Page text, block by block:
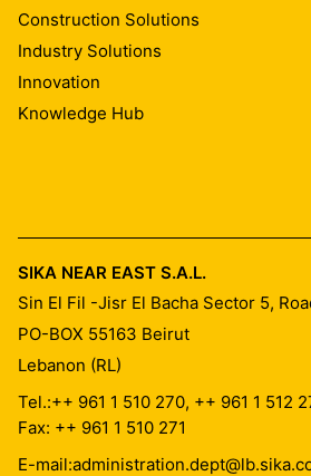
Construction Solutions
Industry Solutions
Innovation
Knowledge Hub
SIKA NEAR EAST S.A.L.
Sin El Fil -Jisr El Bacha Sector 5,
PO-BOX 55163 Beirut
Lebanon (RL)
Tel.:++ 961 1 510 270, ++ 961 1 512
Fax: ++ 961 1 510 271
E-mail: